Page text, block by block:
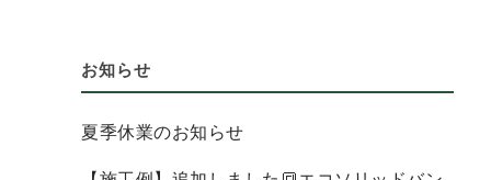
お知らせ
夏季休業のお知らせ